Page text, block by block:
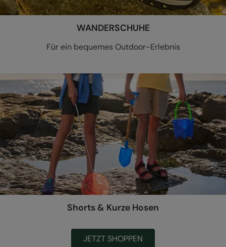
WANDERSCHUHE
Für ein bequemes Outdoor-Erlebnis
Shorts & Kurze Hosen
JETZT SHOPPEN